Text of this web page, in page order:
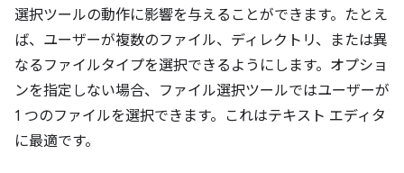
選択ツールの動作に影響を与えることができます。たとえ
ば、ユーザーが複数のファイル、ディレクトリ、または異
なるファイルタイプを選択できるようにします。オプショ
ンを指定しない場合、ファイル選択ツールではユーザーが
1 つのファイルを選択できます。これはテキスト エディタ
に最適です。